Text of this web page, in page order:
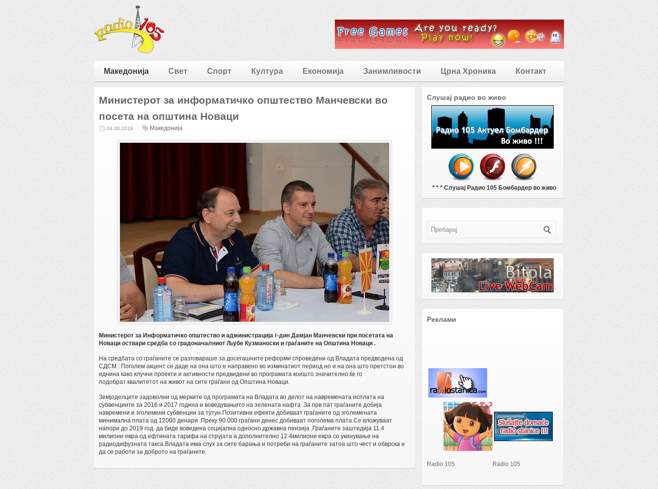
Македонија Свет Спорт Култура Економија Занимливости Црна Хроника Контакт
Министерот за информатичко општество Манчевски во
посета на општина Новаци
04.06.2018 Македонија
Министерот за Информатичко општество и администрација г-дин Дамјан Манчевски при посетата на
Новаци оствари средба со градоначалниот Љубе Кузманоски и граѓаните на Општина Новаци .
На средбата со граѓаните се разговараше за досегашните реформи спроведени од Владата предводена од
СДСМ . Поголем акцент се даде на она што е направено во изминатиот период но и на она што претстои во
иднина како клучни проекти и активности предвидени во програмата коишто значително ќе го
подобрат квалитетот на живот на сите граѓани од Општина Новаци.
Земјоделците задоволни од мерките од програмата на Владата во делот на навремената исплата на
субвенциите за 2016 и 2017 година и воведувањето на зелената нафта .За прв пат граѓаните добија
навремени и зголемени субвенции за тутун.Позитивни ефекти добиваат граѓаните од зголемената
минимална плата од 12000 денари .Преку 90.000 граѓани денес добиваат поголема плата.Се вложуваат
напори до 2019 год. да биде воведена социјална односно државна пензија .Граѓаните заштедија 11.4
милиони евра од ефтината тарифа на струјата а дополнително 12.4милиони евра со укинување на
радиодифузната такса.Владата има слух за сите барања и потреби на граѓаните затоа што чест и обврска е
да се работи за доброто на граѓаните.
Слушај радио во живо
* * * Слушај Радио 105 Бомбардер во живо од Битола * * * Контакт телефон:
Реклами
Radio 105 Radio 105